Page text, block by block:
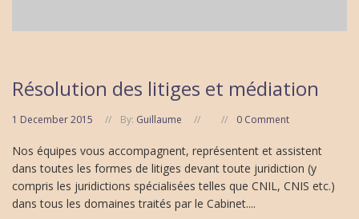
Résolution des litiges et médiation
1 December 2015 By: Guillaume 0 Comment
Nos équipes vous accompagnent, représentent et assistent
dans toutes les formes de litiges devant toute juridiction (y
compris les juridictions spécialisées telles que CNIL, CNIS etc.)
dans tous les domaines traités par le Cabinet....